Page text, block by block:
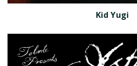
Kid Yugi